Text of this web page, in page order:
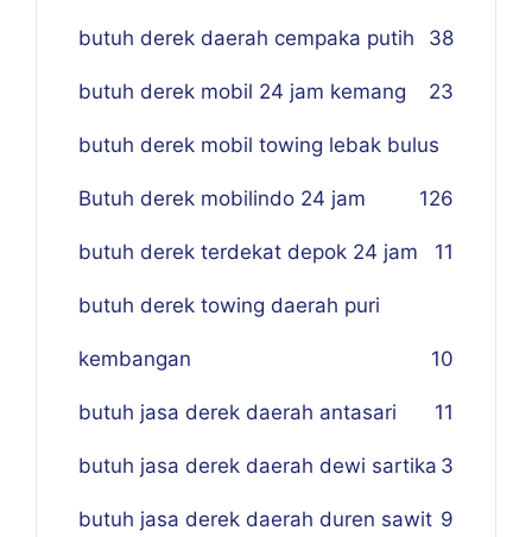
butuh derek daerah cempaka putih 38
butuh derek mobil 24 jam kemang 23
butuh derek mobil towing lebak bulus
26
Butuh derek mobilindo 24 jam 1
butuh derek terdekat depok 24 jam 11
butuh derek towing daerah puri
kembangan 10
butuh jasa derek daerah antasari 11
butuh jasa derek daerah dewi sartika 3
butuh jasa derek daerah duren sawit 9